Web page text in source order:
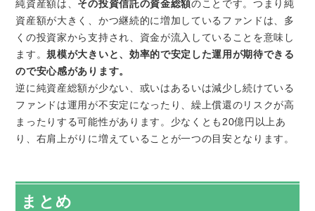
純資産額は、 その投資信託の資金総額のことです。つまり純
資産額が大きく、かつ継続的に増加しているファンドは、多
くの投資家から支持され、資金が流入していることを意味し
ます。規模が大きいと、効率的で安定した運用が期待できる
ので安心感があります。
逆に純資産総額が少ない、或いはあるいは減少し続けている
ファンドは運用が不安定になったり、繰上償還のリスクが高
まったりする可能性があります。少なくとも20億円以上あ
り、右肩上がりに増えていることが一つの目安となります。
まとめ